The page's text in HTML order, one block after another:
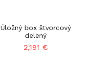
Úložný box štvorcový
delený
2,191 €